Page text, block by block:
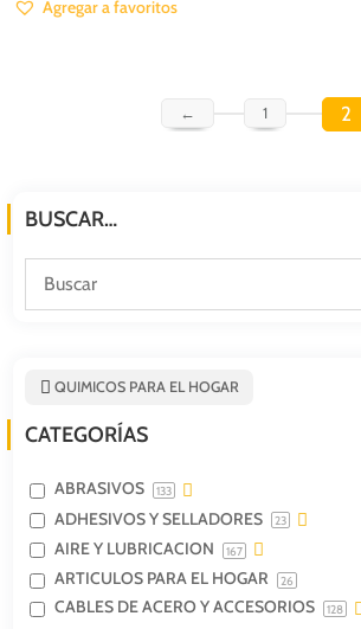
Agregar a favoritos
← 1 2
BUSCAR…
QUIMICOS PARA EL HOGAR
CATEGORÍAS
ABRASIVOS 133
ADHESIVOS Y SELLADORES 23
AIRE Y LUBRICACION 167
ARTICULOS PARA EL HOGAR 26
CABLES DE ACERO Y ACCESORIOS 128